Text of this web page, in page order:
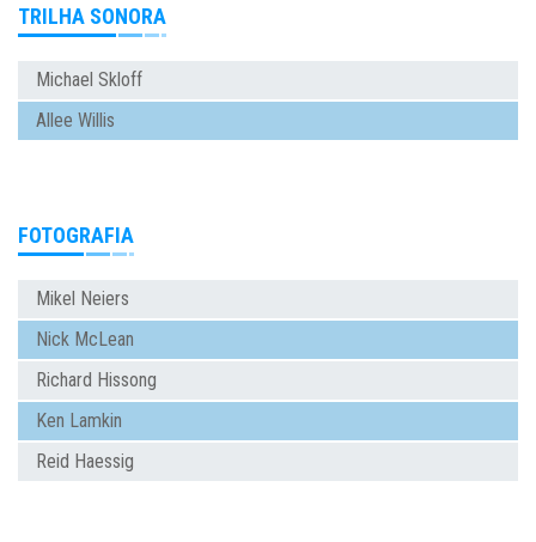
TRILHA SONORA
Michael Skloff
Allee Willis
FOTOGRAFIA
Mikel Neiers
Nick McLean
Richard Hissong
Ken Lamkin
Reid Haessig